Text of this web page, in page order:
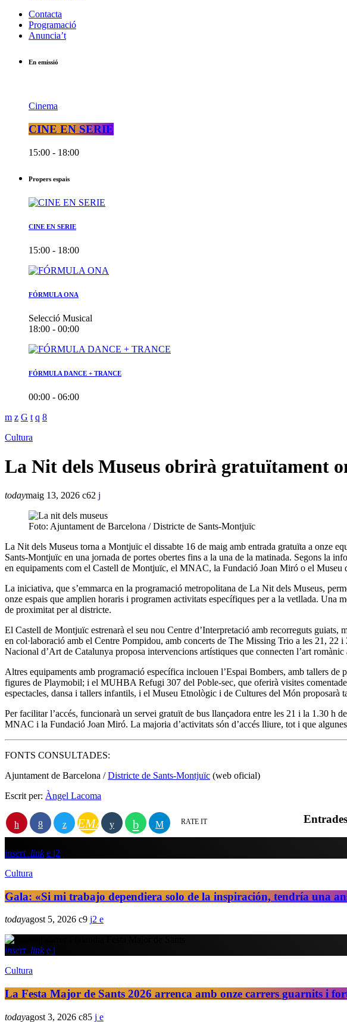
Contacta
Programació
Anuncia’t
En emissió
Cinema
CINE EN SERIE
15:00 - 18:00
Propers espais
CINE EN SERIE
15:00 - 18:00
FÓRMULA ONA
Selecció Musical
18:00 - 00:00
FÓRMULA DANCE + TRANCE
00:00 - 06:00
Cultura
La Nit dels Museus obrirà gratuïtament
todaymaig 13, 2026 62
Foto: Ajuntament de Barcelona / Districte de Sants-Montjuïc
La Nit dels Museus torna a Montjuïc el dissabte 16 de maig amb entrada gratuïta a onze
Sants-Montjuïc en una jornada de portes obertes fins a la una de la matinada. Segons la
en equipaments com el Castell de Montjuïc, el MNAC, la Fundació Joan Miró o el Museu
La iniciativa, que s’emmarca en la programació metropolitana de La Nit dels Museus,
onze espais que amplien horaris i programen activitats específiques per a la vetllada. Una
de proximitat per al districte.
El Castell de Montjuïc estrenarà el seu nou Centre d’Interpretació amb recorreguts
en col·laboració amb el Centre Pompidou, amb concerts de The Missing Trio a les 21, 22
Nacional d’Art de Catalunya proposa intervencions artístiques que connecten l’art
Altres equipaments amb programació específica inclouen l’Espai Bombers, amb tallers
figures de Playmobil; i el MUHBA Refugi 307 del Poble-sec, que oferirà visites
espectacles, dansa i tallers infantils, i el Museu Etnològic i de Cultures del Món proposarà
Per facilitar l’accés, funcionarà un servei gratuït de bus llançadora entre les 21 i la 1.30 h
MNAC i la Fundació Joan Miró. La majoria d’activitats són d’accés lliure, tot i que
FONTS CONSULTADES:
Ajuntament de Barcelona /Districte de Sants-Montjuïc (web oficial)
Escrit per: Àngel Lacoma
EMAIL RATE IT
insert_link
2
Cultura
Gala: «Si mi trabajo dependiera solo de la inspiración, tendría una
todayagost 5, 2026 9 2
insert_link
Cultura
La Festa Major de Sants 2026 arrenca amb onze carrers guarnits i
todayagost 3, 2026 85